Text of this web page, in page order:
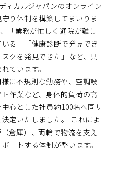
ィカルジャパンのオンライン
り体制を構築してまいりま
「業務が忙しく通院が難し
る」「健康診断で発見でき
クを発見できた」など、具
ています。
に不規則な勤務や、空調設
作業など、身体的負荷の高
心とした社員約100名へ同サ
定いたしました。 これによ
倉庫）、両輪で物流を支え
ートする体制が整います。